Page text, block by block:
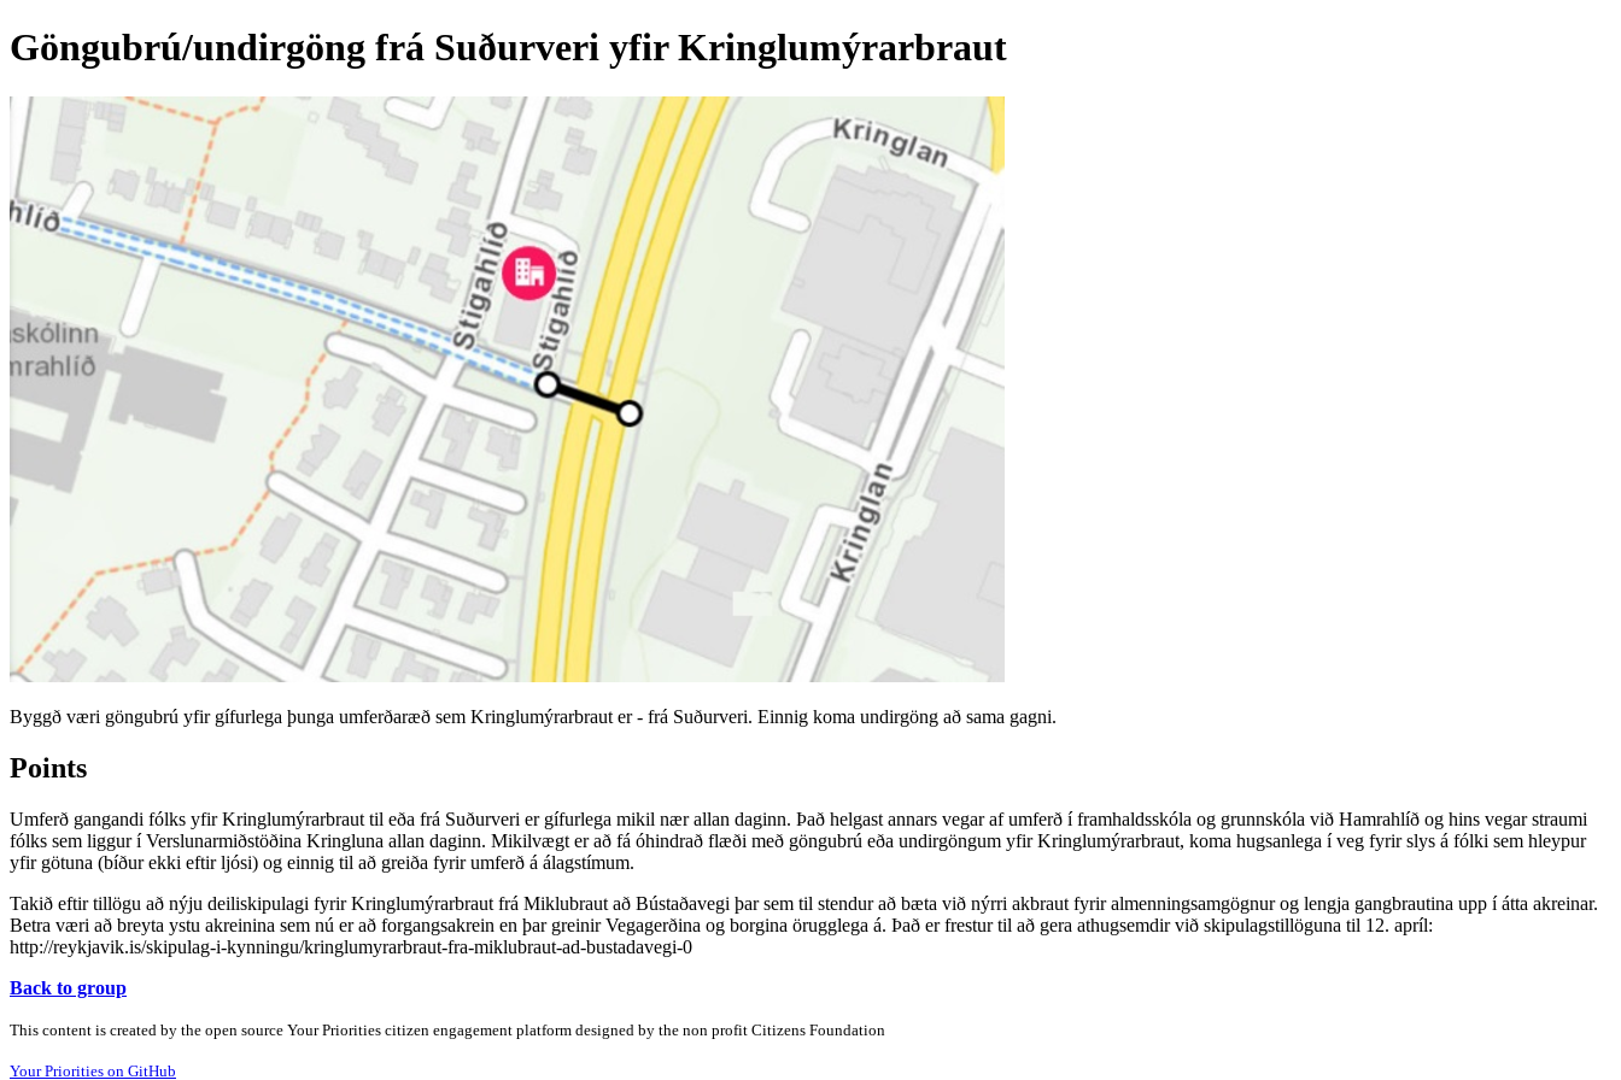
Göngubrú/undirgöng frá Suðurveri yfir Kringlumýrarbraut
Byggð væri göngubrú yfir gífurlega þunga umferðaræð sem Kringlumýrarbraut er - frá Suðurveri. Einnig koma undirgöng að sama gagni.
Points
Umferð gangandi fólks yfir Kringlumýrarbraut til eða frá Suðurveri er gífurlega mikil nær allan daginn. Það helgast annars vegar af umferð í framhaldsskóla og grunnskóla við Hamrahlíð og hins vegar straumi
fólks sem liggur í Verslunarmiðstöðina Kringluna allan daginn. Mikilvægt er að fá óhindrað flæði með göngubrú eða undirgöngum yfir Kringlumýrarbraut, koma hugsanlega í veg fyrir slys á fólki sem hleypur
yfir götuna (bíður ekki eftir ljósi) og einnig til að greiða fyrir umferð á álagstímum.
Takið eftir tillögu að nýju deiliskipulagi fyrir Kringlumýrarbraut frá Miklubraut að Bústaðavegi þar sem til stendur að bæta við nýrri akbraut fyrir almenningsamgögnur og lengja gangbrautina upp í átta akreinar.
Betra væri að breyta ystu akreinina sem nú er að forgangsakrein en þar greinir Vegagerðina og borgina örugglega á. Það er frestur til að gera athugsemdir við skipulagstillöguna til 12. apríl:
http://reykjavik.is/skipulag-i-kynningu/kringlumyrarbraut-fra-miklubraut-ad-bustadavegi-0
Back to group
This content is created by the open source Your Priorities citizen engagement platform designed by the non profit Citizens Foundation
Your Priorities on GitHub